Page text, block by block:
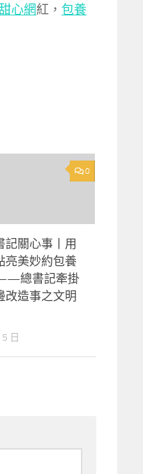
心網紅， 包養
0
記關心事丨用
亮美妙約包養
總書記牽掛
改造事之文明
日